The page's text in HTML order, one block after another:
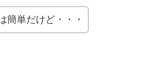
簡単だけど・・・